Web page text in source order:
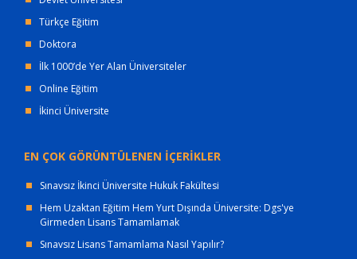
Türkçe Eğitim
Doktora
İlk 1000’de Yer Alan Üniversiteler
Online Eğitim
İkinci Üniversite
EN ÇOK GÖRÜNTÜLENEN İÇERİKLER
Sınavsız İkinci Üniversite Hukuk Fakültesi
Hem Uzaktan Eğitim Hem Yurt Dışında Üniversite: Dgs'ye
Girmeden Lisans Tamamlamak
Sınavsız Lisans Tamamlama Nasıl Yapılır?